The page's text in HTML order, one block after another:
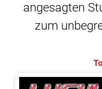
angesagten
zum